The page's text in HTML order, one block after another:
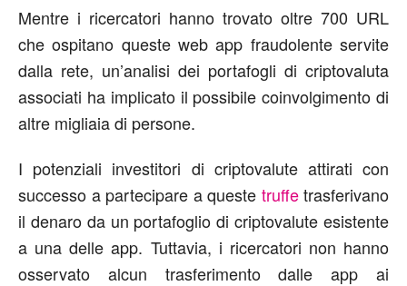
Mentre i ricercatori hanno trovato oltre 700 URL
che ospitano queste web app fraudolente servite
dalla rete, un’analisi dei portafogli di criptovaluta
associati ha implicato il possibile coinvolgimento di
altre migliaia di persone.
I potenziali investitori di criptovalute attirati con
successo a partecipare a queste truffetrasferivano
il denaro da un portafoglio di criptovalute esistente
a una delle app. Tuttavia, i ricercatori non hanno
osservato alcun trasferimento dalle app ai